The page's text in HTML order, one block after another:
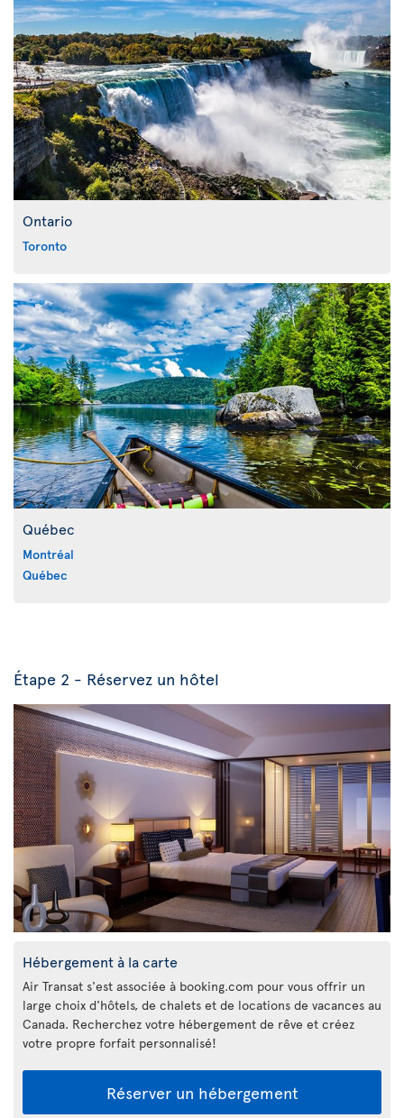
Ontario
Toronto
Québec
Montréal
Québec
Étape 2 - Réservez un hôtel
Hébergement à la carte
Air Transat s'est associée à booking.com pour vous offrir un
large choix d'hôtels, de chalets et de locations de vacances au
Canada. Recherchez votre hébergement de rêve et créez
votre propre forfait personnalisé!
Réserver un hébergement